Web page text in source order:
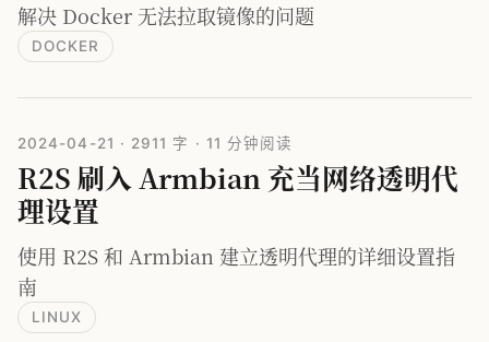
解决 Docker 无法拉取镜像的问题
DOCKER
2024-04-21 · 2911 字 · 11 分钟阅读
R2S 刷入 Armbian 充当网络透明代
理设置
使用 R2S 和 Armbian 建立透明代理的详细设置指
南
LINUX